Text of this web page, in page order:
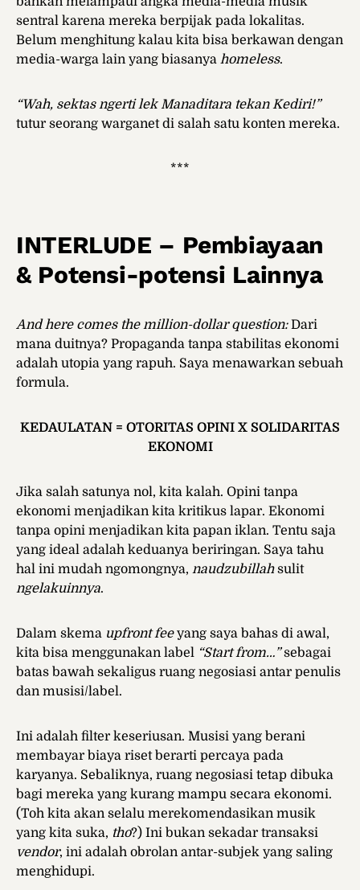
sentral karena mereka berpijak pada lokalitas.
Belum menghitung kalau kita bisa berkawan dengan
media-warga lain yang biasanya homeless.
“Wah, sektas ngerti lek Manaditara tekan Kediri!”
tutur seorang warganet di salah satu konten mereka.
***
INTERLUDE – Pembiayaan
& Potensi-potensi Lainnya
And here comes the million-dollar question:Dari
mana duitnya? Propaganda tanpa stabilitas ekonomi
adalah utopia yang rapuh. Saya menawarkan sebuah
formula.
KEDAULATAN = OTORITAS OPINI X SOLIDARITAS
EKONOMI
Jika salah satunya nol, kita kalah. Opini tanpa
ekonomi menjadikan kita kritikus lapar. Ekonomi
tanpa opini menjadikan kita papan iklan. Tentu saja
yang ideal adalah keduanya beriringan. Saya tahu
hal ini mudah ngomongnya, naudzubillahsulit
ngelakuinnya.
Dalam skema upfront feeyang saya bahas di awal,
kita bisa menggunakan label “Start from…”sebagai
batas bawah sekaligus ruang negosiasi antar penulis
dan musisi/label.
Ini adalah filter keseriusan. Musisi yang berani
membayar biaya riset berarti percaya pada
karyanya. Sebaliknya, ruang negosiasi tetap dibuka
bagi mereka yang kurang mampu secara ekonomi.
(Toh kita akan selalu merekomendasikan musik
yang kita suka, tho?) Ini bukan sekadar transaksi
vendor, ini adalah obrolan antar-subjek yang saling
menghidupi.